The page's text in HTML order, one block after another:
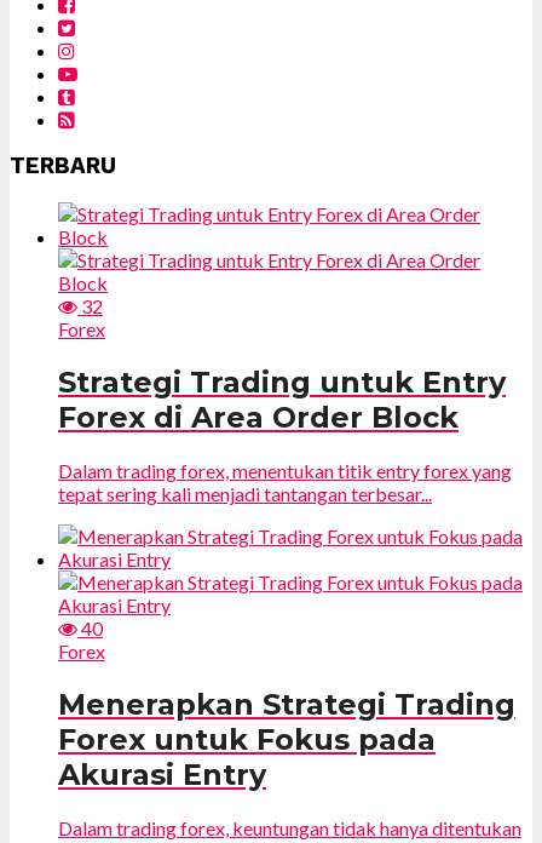
TERBARU
32
Forex
Strategi Trading untuk Entry
Forex di Area Order Block
Dalam trading forex, menentukan titik entry forex yang
tepat sering kali menjadi tantangan terbesar...
40
Forex
Menerapkan Strategi Trading
Forex untuk Fokus pada
Akurasi Entry
Dalam trading forex, keuntungan tidak hanya ditentukan